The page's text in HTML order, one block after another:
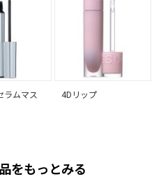
ラムマス
4Dリップ
をもっとみる